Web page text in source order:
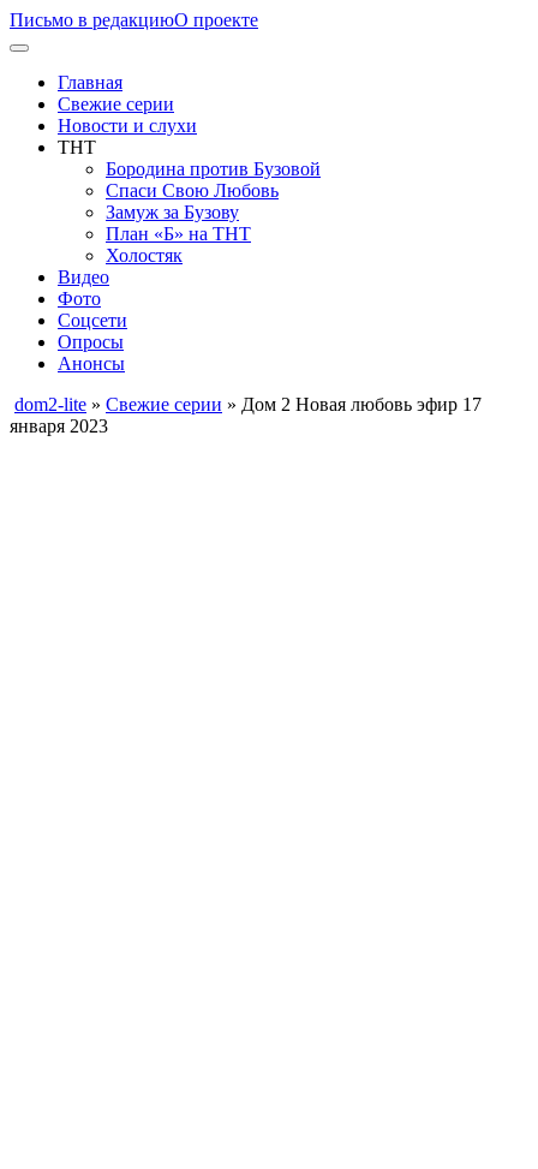
Письмо в редакциюО проекте
Главная
Свежие серии
Новости и слухи
ТНТ
Бородина против Бузовой
Спаси Свою Любовь
Замуж за Бузову
План «Б» на ТНТ
Холостяк
Видео
Фото
Соцсети
Опросы
Анонсы
dom2-lite » Свежие серии » Дом 2 Новая любовь эфир 17
января 2023